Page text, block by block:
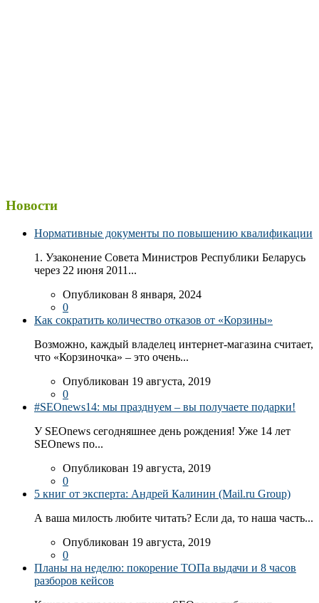
Новости
Нормативные документы по повышению квалификации
1. Узаконение Совета Министров Республики Беларусь
через 22 июня 2011...
Опубликован 8 января, 2024
0
Как сократить количество отказов от «Корзины»
Возможно, каждый владелец интернет-магазина считает,
что «Корзиночка» – это очень...
Опубликован 19 августа, 2019
0
#SEOnews14: мы празднуем – вы получаете подарки!
У SEOnews сегодняшнее день рождения! Уже 14 лет
SEOnews по...
Опубликован 19 августа, 2019
0
5 книг от эксперта: Андрей Калинин (Mail.ru Group)
А ваша милость любите читать? Если да, то наша часть...
Опубликован 19 августа, 2019
0
Планы на неделю: покорение ТОПа выдачи и 8 часов
разборов кейсов